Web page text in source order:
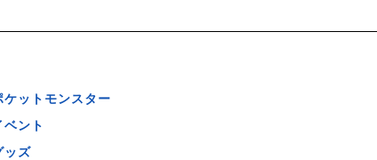
ケットモンスター
ベント
ッズ